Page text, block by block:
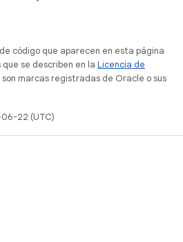
código que aparecen en esta página
se describen en la Licencia de
son marcas registradas de Oracle o sus
22 (UTC)